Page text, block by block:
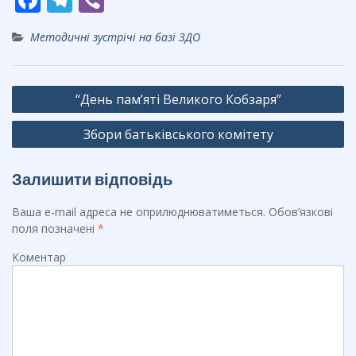
ac
e
b
o
k
el
e
gr
a
m
er
Методичні зустрічі на базі ЗДО
Навігація
записів
“День пам’яті Великого Кобзаря”
Збори батьківського комітету
Залишити відповідь
Ваша e-mail адреса не оприлюднюватиметься. Обов’язкові
поля позначені *
Коментар